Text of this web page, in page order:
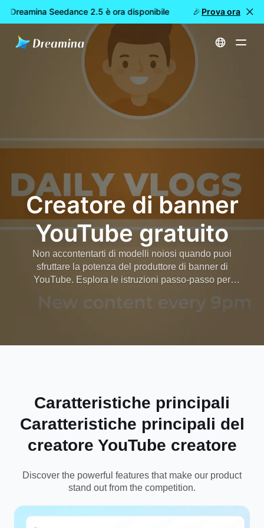
Dreamina Seedance 2.5 è ora disponibile 🎉 Nuovo modello
Prova ora
Home Creare Creatore di banner YouTube gratuito
Creatore di banner
YouTube gratuito
Non accontentarti di modelli noiosi quando puoi
sfruttare la potenza del produttore di banner di
YouTube. Esplora le istruzioni passo-passo per
per attirare un pubblico più ampio.
Caratteristiche principali
Caratteristiche principali del
creatore YouTube creatore
Discover the powerful features that make our product
stand out from the competition.